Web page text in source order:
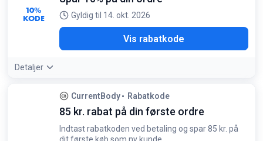
10%
KODE Gyldig til 14. okt. 2026
Vis rabatkode
Detaljer
CurrentBody Rabatkode
85 kr. rabat på din første ordre
Indtast rabatkoden ved betaling og spar 85 kr. på